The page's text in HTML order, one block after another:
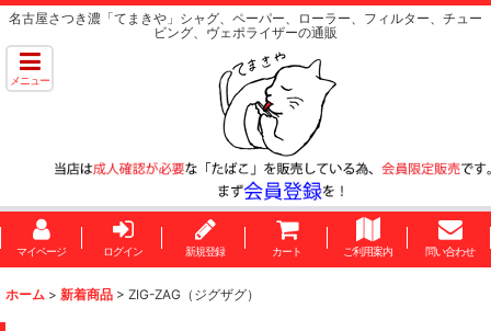
名古屋さつき濃「てまきや」シャグ、ペーパー、ローラー、フィルター、チュー
ビング、ヴェポライザーの通販
メニュー
マイページ ログイン 新規登録 カート ご利用案内 問い合わせ
ホーム > 新着商品 > ZIG-ZAG（ジグザグ）